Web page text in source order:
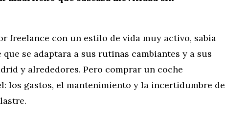
freelance con un estilo de vida muy activo, sabía
se adaptara a sus rutinas cambiantes y a sus
y alrededores. Pero comprar un coche
los gastos, el mantenimiento y la incertidumbre de